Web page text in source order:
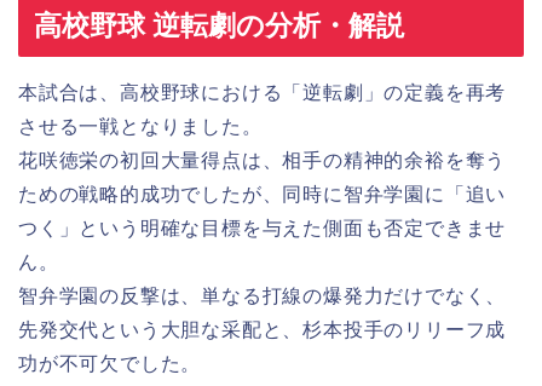
高校野球 逆転劇の分析・解説
本試合は、高校野球における「逆転劇」の定義を再考
させる一戦となりました。
花咲徳栄の初回大量得点は、相手の精神的余裕を奪う
ための戦略的成功でしたが、同時に智弁学園に「追い
つく」という明確な目標を与えた側面も否定できませ
ん。
智弁学園の反撃は、単なる打線の爆発力だけでなく、
先発交代という大胆な采配と、杉本投手のリリーフ成
功が不可欠でした。